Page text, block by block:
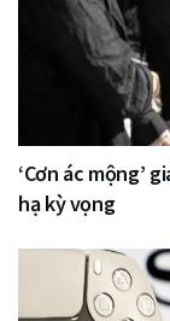
‘Cơn ác mộng’
hạ kỳ vọng